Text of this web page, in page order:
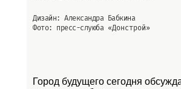
Дизайн: Александра Бабкина
Фото: пресс-слуюба «Донстрой»
Город будущего сегодня